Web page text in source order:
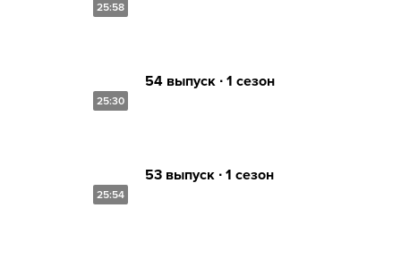
25:58
25:30
54 выпуск ∙ 1 сезон
25:54
53 выпуск ∙ 1 сезон